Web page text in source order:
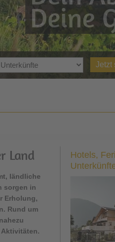
Deine
Jetzt
Land
ländliche
sorgen in
Erholung,
Rund um
Hotels,